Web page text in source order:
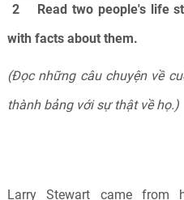
2 Read two people's life
with facts about them.
(Đọc những câu chuyện về
thành bảng với sự thật về họ.)
Larry Stewart came from